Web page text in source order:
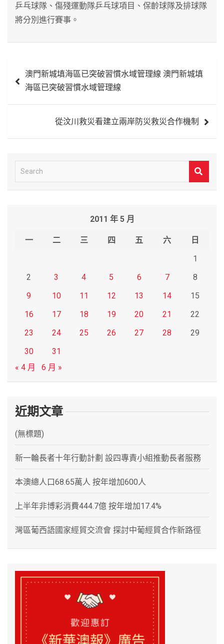
乒乓球隊、傷殘運動隊乒乓球項目、保齡球隊及排球隊
將分別進行賽事。
章
澳門新城填海區已突破習慣水域管理線 澳門新城填
海區已突破習慣水域管理線
從汶川救災看建立兩岸防災救災合作機制
e
2011 年 5 月
一 二 三 四 五 六
日
1
2
3 4 5 6 7
8
9
10 11 12 13 14
15
16
17 18 19 20 21
22
23
24 25 26 27 28
29
30
31
« 4 月
6 月 »
近期文章
(無標題)
新一輪長者十年行動計劃 設四專責小組推動長者服務
本澳總人口68.65萬人 按年增加600人
上半年非博彩消費444.7億 按年增加17.4%
灣區葡西語國家經貿交流會 探討中葡經貿合作新路徑